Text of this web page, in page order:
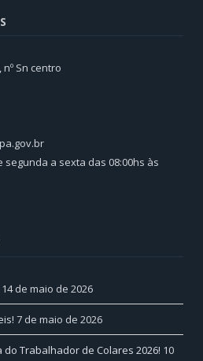
Sn centro
a sexta das 08:00hs às
14 de maio de 2026
7 de maio de 2026
do Trabalhador de Colares 2026! 10